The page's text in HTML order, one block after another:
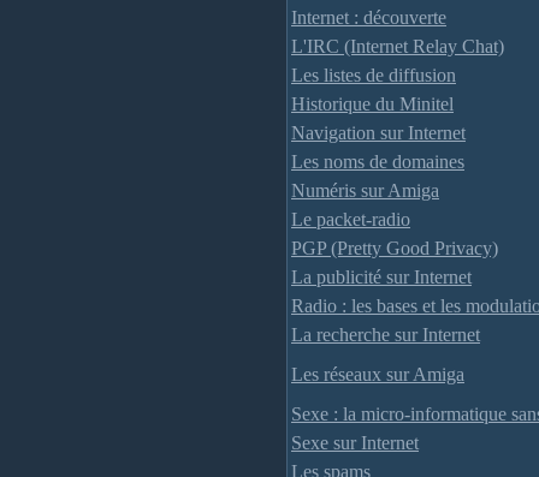
Internet : découverte
L'IRC (Internet Relay Chat)
Les listes de diffusion
Historique du Minitel
Navigation sur Internet
Les noms de domaines
Numéris sur Amiga
Le packet-radio
PGP (Pretty Good Privacy)
La publicité sur Internet
Radio : les bases et les
La recherche sur Internet
Les réseaux sur Amiga
Sexe : la micro-informatique
Sexe sur Internet
Les spams